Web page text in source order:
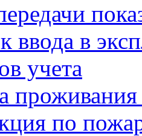
ввода в
учета
по